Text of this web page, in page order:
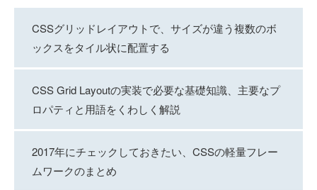
CSSグリッドレイアウトで、サイズが違う複数のボ
ックスをタイル状に配置する
CSS Grid Layoutの実装で必要な基礎知識、主要なプ
ロパティと用語をくわしく解説
2017年にチェックしておきたい、CSSの軽量フレー
ムワークのまとめ